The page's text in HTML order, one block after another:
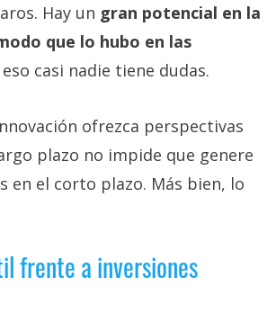
Hay un gran potencial en la
que lo hubo en las
eso casi nadie tiene dudas.
ofrezca perspectivas
plazo no impide que genere
en el corto plazo. Más bien, lo
frente a inversiones